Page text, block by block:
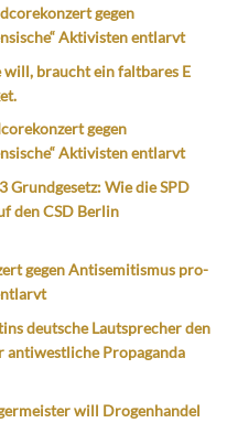
gegen
Aktivisten entlarvt
braucht ein faltbares E
gegen
Aktivisten entlarvt
Grundgesetz: Wie die SPD
den CSD Berlin
gegen Antisemitismus pro-
deutsche Lautsprecher den
antiwestliche Propaganda
will Drogenhandel